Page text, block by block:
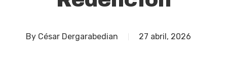
By César Dergarabedian 27 abril, 2026